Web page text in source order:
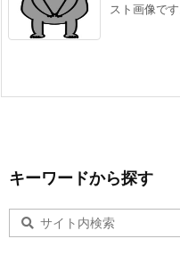
スト画像で
キーワードから探す